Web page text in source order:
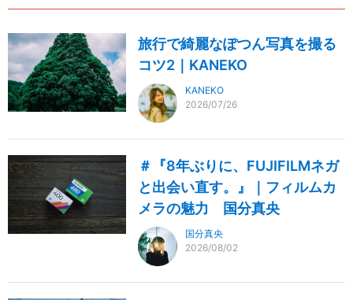
旅行で綺麗なぽつん写真を撮る
コツ2｜KANEKO
KANEKO
2026/07/26
＃『8年ぶりに、FUJIFILMネガ
と出会い直す。』｜フィルムカ
メラの魅力 国分真央
国分真央
2026/08/02